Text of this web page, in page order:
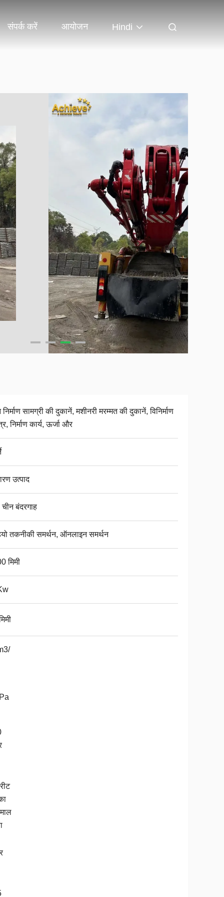
संपर्क करें आयोजन Hindi
सामग्री की दुकानें, मशीनरी मरम्मत की दुकानें, विनिर्माण
निर्माण कार्य, ऊर्जा और
उत्पाद
बंदरगाह
तकनीकी समर्थन, ऑनलाइन समर्थन
मिमी